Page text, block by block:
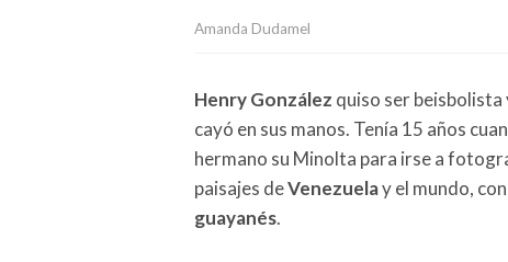
Amanda Dudamel
Henry González quiso ser beisbolista
cayó en sus manos. Tenía 15 años
hermano su Minolta para irse a
paisajes deVenezuelay el mundo,
guayanés.